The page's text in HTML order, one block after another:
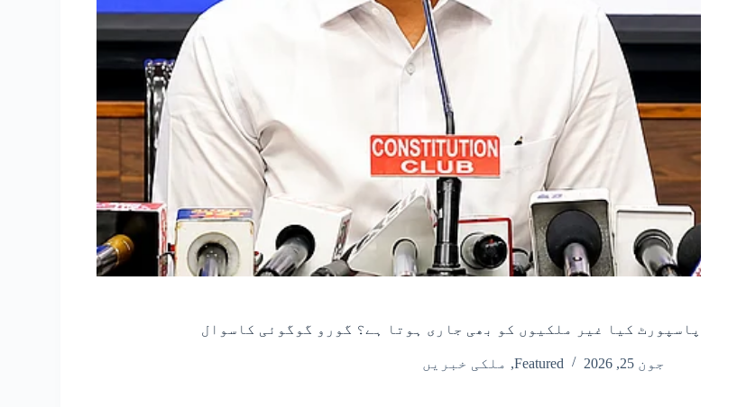
پاسپورٹ کیا غیر ملکیوں کو بھی جاری ہوتا ہے؟ گورو گوگوئی کاسوال
جون 25, 2026 Featured
, ملکی خبریں